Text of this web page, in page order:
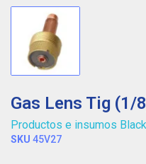
Gas Lens Tig (1/
Productos e insumos
SKU 45V27